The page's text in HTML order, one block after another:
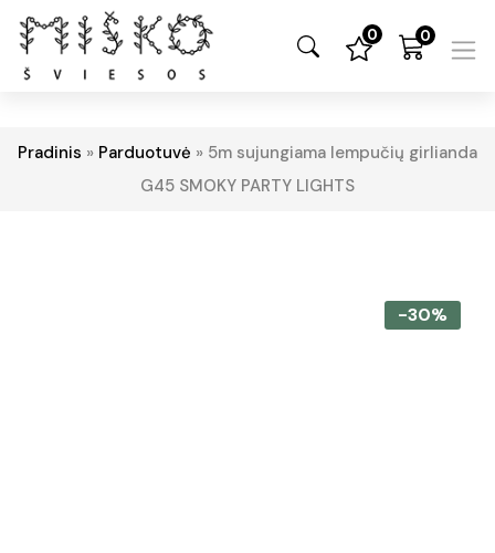
0 0
Pradinis » Parduotuvė » 5m sujungiama lempučių girlianda
G45 SMOKY PARTY LIGHTS
-30%